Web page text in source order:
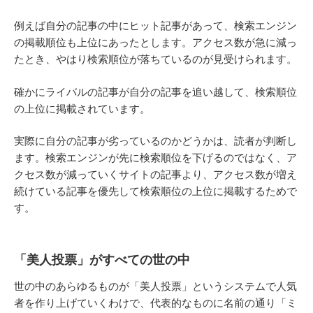
例えば自分の記事の中にヒット記事があって、検索エンジン
の掲載順位も上位にあったとします。アクセス数が急に減っ
たとき、やはり検索順位が落ちているのが見受けられます。
確かにライバルの記事が自分の記事を追い越して、検索順位
の上位に掲載されています。
実際に自分の記事が劣っているのかどうかは、読者が判断し
ます。検索エンジンが先に検索順位を下げるのではなく、ア
クセス数が減っていくサイトの記事より、アクセス数が増え
続けている記事を優先して検索順位の上位に掲載するためで
す。
「美人投票」がすべての世の中
世の中のあらゆるものが「美人投票」というシステムで人気
者を作り上げていくわけで、代表的なものに名前の通り「ミ